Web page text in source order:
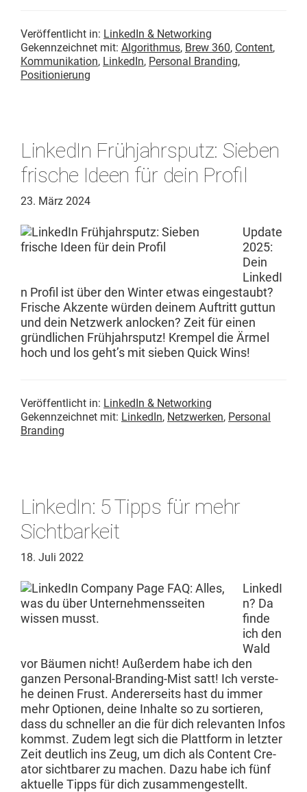
Veröffentlicht in: LinkedIn & Networking
Gekennzeichnet mit: Algorithmus, Brew 360, Content,
Kommunikation, LinkedIn, Personal Branding,
Positionierung
LinkedIn Frühjahrsputz: Sieben
frische Ideen für dein Profil
23. März 2024
Update
2025:
Dein
LinkedI
n Pro­fil ist über den Win­ter etwas einges­taubt?
Frische Akzente wür­den deinem Auftritt gut­tun
und dein Net­zw­erk anlock­en? Zeit für einen
gründlichen Früh­jahrsputz! Krem­pel die Ärmel
hoch und los geht’s mit sieben Quick Wins!
Veröffentlicht in: LinkedIn & Networking
Gekennzeichnet mit: LinkedIn, Netzwerken, Personal
Branding
LinkedIn: 5 Tipps für mehr
Sichtbarkeit
18. Juli 2022
LinkedI
n? Da
finde
ich den
Wald
vor Bäu­men nicht! Außer­dem habe ich den
ganzen Per­son­al-Brand­ing-Mist satt! Ich ver­ste­
he deinen Frust. Ander­er­seits hast du immer
mehr Optio­nen, deine Inhalte so zu sortieren,
dass du schneller an die für dich rel­e­van­ten Infos
kommst. Zudem legt sich die Plat­tform in let­zter
Zeit deut­lich ins Zeug, um dich als Con­tent Cre­
ator sicht­bar­er zu machen. Dazu habe ich fünf
aktuelle Tipps für dich zusammengestellt.